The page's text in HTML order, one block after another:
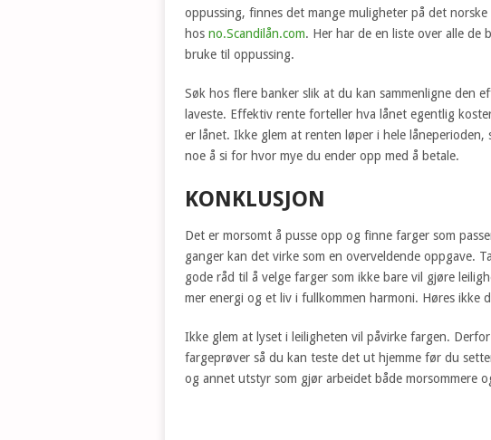
oppussing, finnes det mange muligheter på det
hos no.Scandilån.com. Her har de en liste over alle de
bruke til oppussing.
Søk hos flere banker slik at du kan sammenligne den
laveste. Effektiv rente forteller hva lånet egentlig
er lånet. Ikke glem at renten løper i hele
noe å si for hvor mye du ender opp med å betale.
KONKLUSJON
Det er morsomt å pusse opp og finne farger som
ganger kan det virke som en overveldende oppgave.
gode råd til å velge farger som ikke bare vil gjøre
mer energi og et liv i fullkommen harmoni. Høres ikke
Ikke glem at lyset i leiligheten vil påvirke fargen.
fargeprøver så du kan teste det ut hjemme før du
og annet utstyr som gjør arbeidet både morsommere